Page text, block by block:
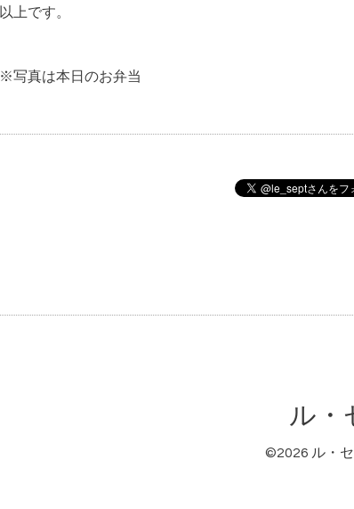
以上です。
※写真は本日のお弁当
ル・
©2026 ル・